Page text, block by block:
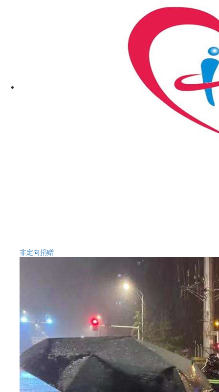
非定向捐赠